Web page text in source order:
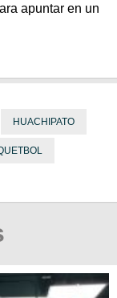
apuntar en un
HUACHIPATO